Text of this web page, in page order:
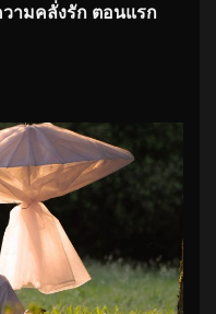
ามคลั่งรัก ตอนแรก